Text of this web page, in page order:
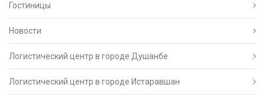
Гостиницы
Новости
Логистический центр в городе Душанбе
Логистический центр в городе Истаравшан